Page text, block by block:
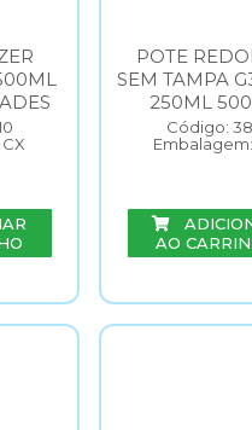
POTE
SEM TAMPA
250ML
Código:
AO